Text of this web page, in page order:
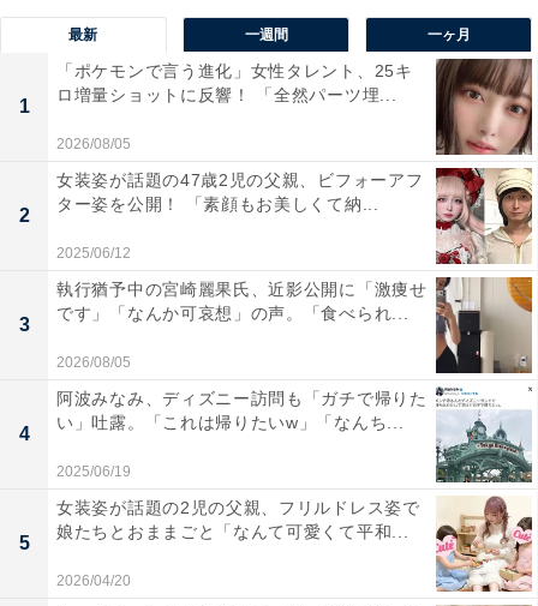
最新 一週間 一ヶ月
1
「ポケモンで言う進化」女性タレント、25キ
ロ増量ショットに反響！ 「全然パーツ埋...
2026/08/05
2
女装姿が話題の47歳2児の父親、ビフォーアフ
ター姿を公開！ 「素顔もお美しくて納...
2025/06/12
3
執行猶予中の宮崎麗果氏、近影公開に「激痩せ
です」「なんか可哀想」の声。「食べられ...
2026/08/05
4
阿波みなみ、ディズニー訪問も「ガチで帰りた
い」吐露。「これは帰りたいw」「なんち...
2025/06/19
5
女装姿が話題の2児の父親、フリルドレス姿で
娘たちとおままごと「なんて可愛くて平和...
2026/04/20